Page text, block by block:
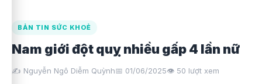
BẢN TIN SỨC KHOẺ
Nam giới đột quỵ nhiều gấp 4 lần nữ
✍️ Nguyễn Ngô Diễm Quỳnh📅 01/06/2025👁️ 50 lượt xem